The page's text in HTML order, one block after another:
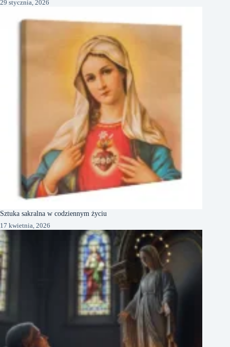
29 stycznia, 2026
Sztuka sakralna w codziennym życiu
17 kwietnia, 2026